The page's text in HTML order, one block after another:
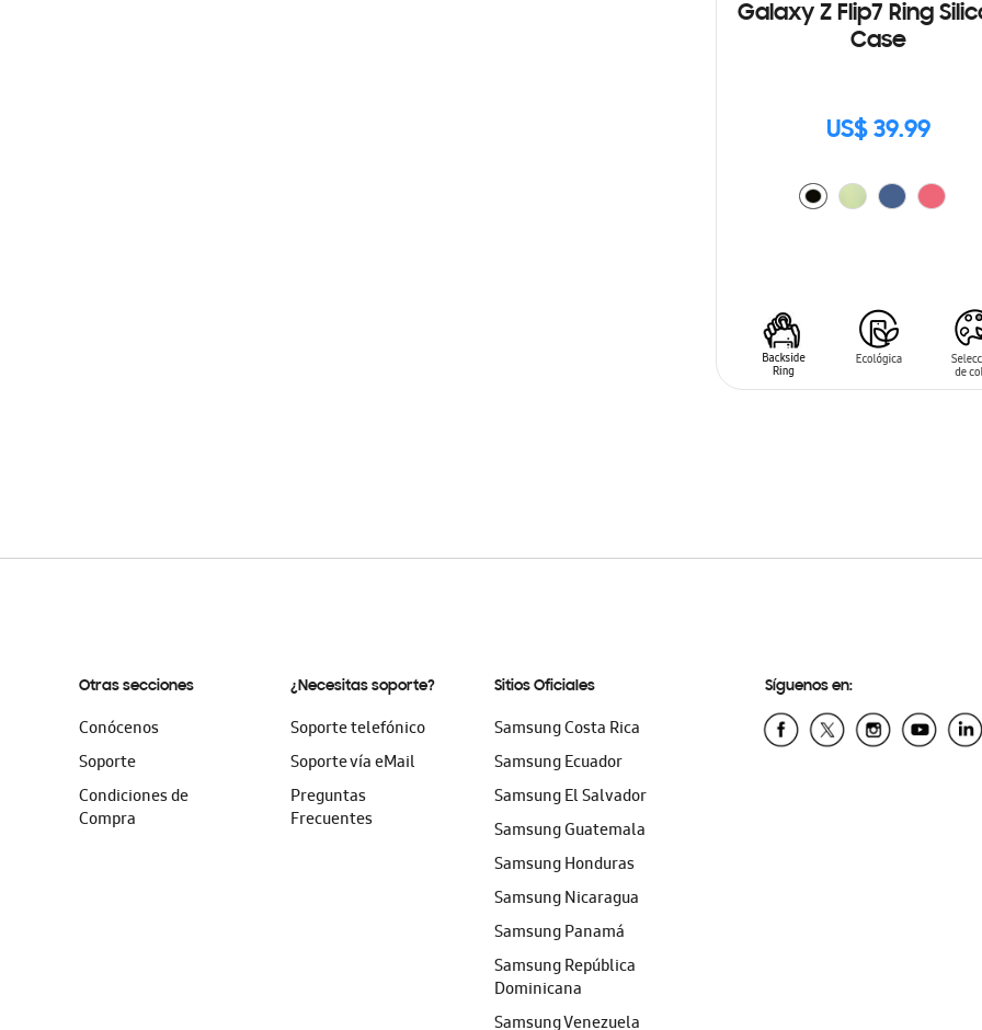
Galaxy Z Flip7 Ring
Case
US$ 39.99
Otras secciones
Conócenos
Soporte
Condiciones de
Compra
¿Necesitas soporte?
Soporte telefónico
Soporte vía eMail
Preguntas
Frecuentes
Sitios Oficiales
Samsung Costa Rica
Samsung Ecuador
Samsung El Salvador
Samsung Guatemala
Samsung Honduras
Samsung Nicaragua
Samsung Panamá
Samsung República
Dominicana
Samsung Venezuela
Síguenos en: